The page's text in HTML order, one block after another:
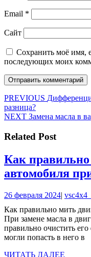
Email *
Сайт
Сохранить моё имя,
последующих моих
Навигация
по
PREVIOUS Предыдущая
разница?
NEXT Следующая
Замена масла в
Related Post
Как
автомобиля
26 февраля 202426
2024
|
Как правильно мить двигатель автомобиля при замене масла
При замене масла в
правильно очистить
могли попасть в него в
ЧИТАТЬ ДАЛЕЕ